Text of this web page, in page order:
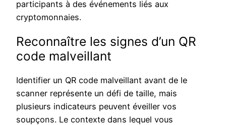
participants à des événements liés aux
cryptomonnaies.
Reconnaître les signes d’un QR
code malveillant
Identifier un QR code malveillant avant de le
scanner représente un défi de taille, mais
plusieurs indicateurs peuvent éveiller vos
soupçons. Le contexte dans lequel vous